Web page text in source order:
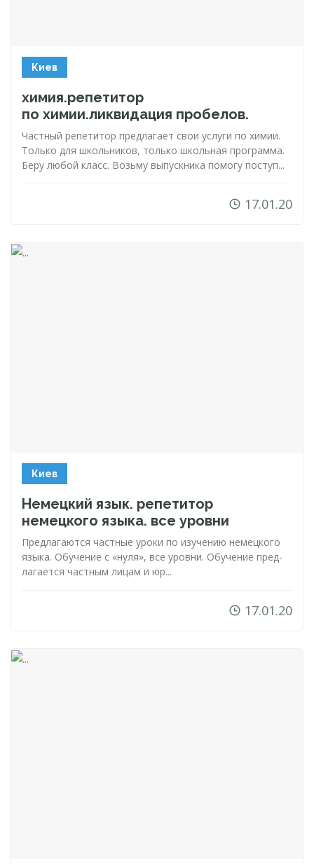
Киев
химия.репетитор
по химии.ликвидация пробелов.
Частный репетитор предлагает свои услуги по химии.
Только для школьников, только школьная программа.
Беру любой класс. Возьму выпускника помогу поступ...
17.01.20
Киев
Немецкий язык. репетитор
немецкого языка. все уровни
Пред­ла­га­ют­ся час­тные уро­ки по изу­че­нию не­мец­ко­го
язы­ка. Обуче­ние с «ну­ля», все уров­ни. Обу­че­ние пред­
ла­га­ет­ся час­тным ли­цам и юр...
17.01.20